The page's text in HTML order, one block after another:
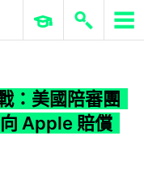
ERP 與商業 AI
：美國陪審團
Apple 賠償